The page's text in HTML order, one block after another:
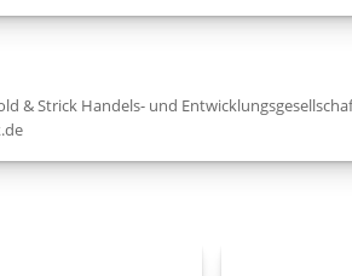
& Strick Handels- und